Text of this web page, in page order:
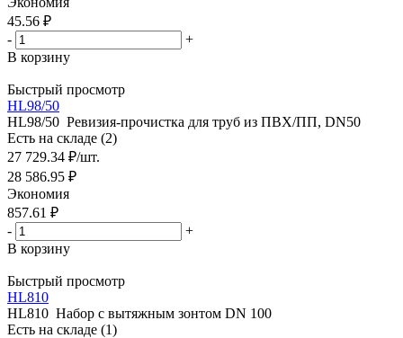
45.56 ₽
-
+
В корзину
Быстрый просмотр
HL98/50
HL98/50 Ревизия-прочистка для труб из ПВХ/ПП, DN50
Есть на складе (2)
27 729.34 ₽/шт.
28 586.95 ₽
Экономия
857.61 ₽
-
+
В корзину
Быстрый просмотр
HL810
HL810 Набор с вытяжным зонтом DN 100
Есть на складе (1)